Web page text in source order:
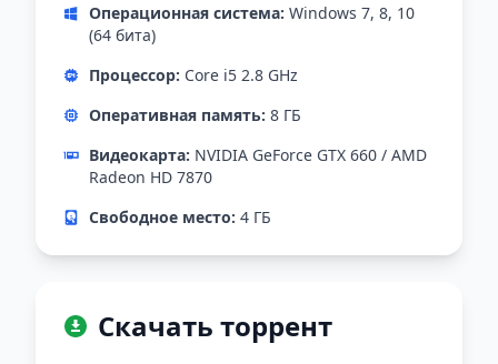
Операционная система: Windows 7, 8, 10
(64 бита)
Процессор: Core i5 2.8 GHz
Оперативная память: 8 ГБ
Видеокарта: NVIDIA GeForce GTX 660 / AMD
Radeon HD 7870
Свободное место: 4 ГБ
Скачать торрент